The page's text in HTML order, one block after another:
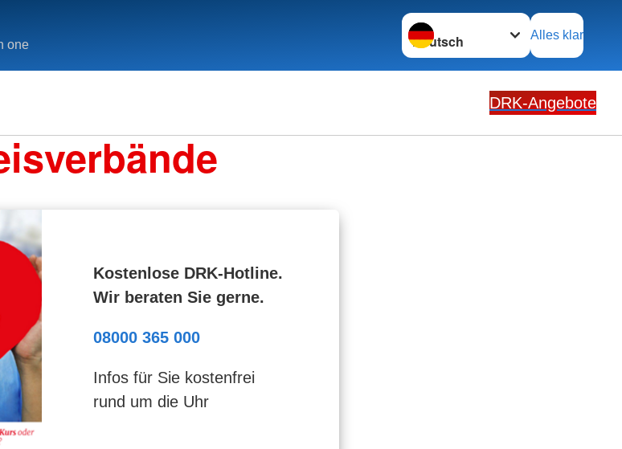
one
Sprache wechseln zu
Alles klar
DRK-Angebote
Kostenlose DRK-Hotline.
Wir beraten Sie gerne.
08000 365 000
Infos für Sie kostenfrei
rund um die Uhr